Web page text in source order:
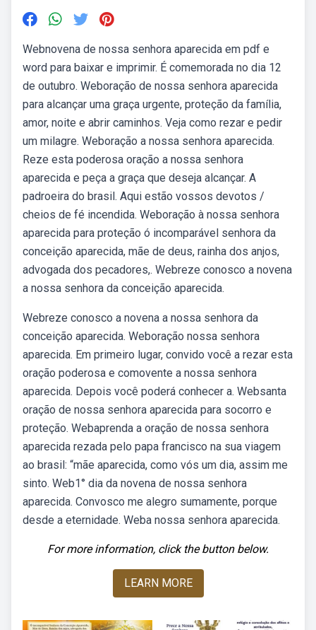
Webnovena de nossa senhora aparecida em pdf e
word para baixar e imprimir. É comemorada no dia 12
de outubro. Weboração de nossa senhora aparecida
para alcançar uma graça urgente, proteção da família,
amor, noite e abrir caminhos. Veja como rezar e pedir
um milagre. Weboração a nossa senhora aparecida.
Reze esta poderosa oração a nossa senhora
aparecida e peça a graça que deseja alcançar. A
padroeira do brasil. Aqui estão vossos devotos /
cheios de fé incendida. Weboração à nossa senhora
aparecida para proteção ó incomparável senhora da
conceição aparecida, mãe de deus, rainha dos anjos,
advogada dos pecadores,. Webreze conosco a novena
a nossa senhora da conceição aparecida.
Webreze conosco a novena a nossa senhora da
conceição aparecida. Weboração nossa senhora
aparecida. Em primeiro lugar, convido você a rezar esta
oração poderosa e comovente a nossa senhora
aparecida. Depois você poderá conhecer a. Websanta
oração de nossa senhora aparecida para socorro e
proteção. Webaprenda a oração de nossa senhora
aparecida rezada pelo papa francisco na sua viagem
ao brasil: “mãe aparecida, como vós um dia, assim me
sinto. Web1° dia da novena de nossa senhora
aparecida. Convosco me alegro sumamente, porque
desde a eternidade. Weba nossa senhora aparecida.
For more information, click the button below.
LEARN MORE